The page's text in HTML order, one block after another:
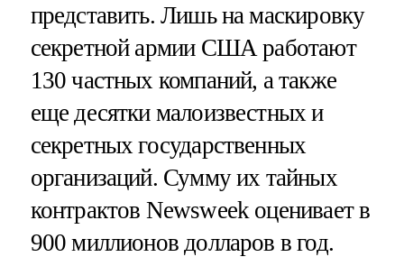
представить. Лишь на маскировку
секретной армии США работают
130 частных компаний, а также
еще десятки малоизвестных и
секретных государственных
организаций. Сумму их тайных
контрактов Newsweek оценивает в
900 миллионов долларов в год.